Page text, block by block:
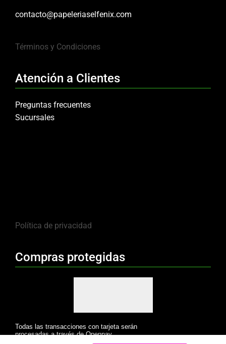
contacto@papeleriaselfenix.com
Términos y Condiciones
Atención a Clientes
Preguntas frecuentes
Sucursales
Política de privacidad
Compras protegidas
Todas las transacciones con tarjeta serán
procesadas a través de Openpay.